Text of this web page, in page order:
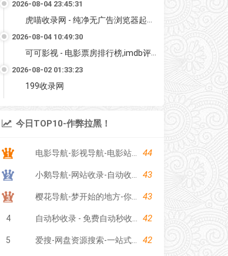
2026-08-04 23:45:31
虎喵收录网 - 纯净无广告浏览器起始页
2026-08-04 10:49:30
可可影视 - 电影票房排行榜,imdb评分,影评,找最好看的影视
2026-08-02 01:33:23
199收录网
今日TOP10-作弊拉黑！
44
43
43
4 42
5 42